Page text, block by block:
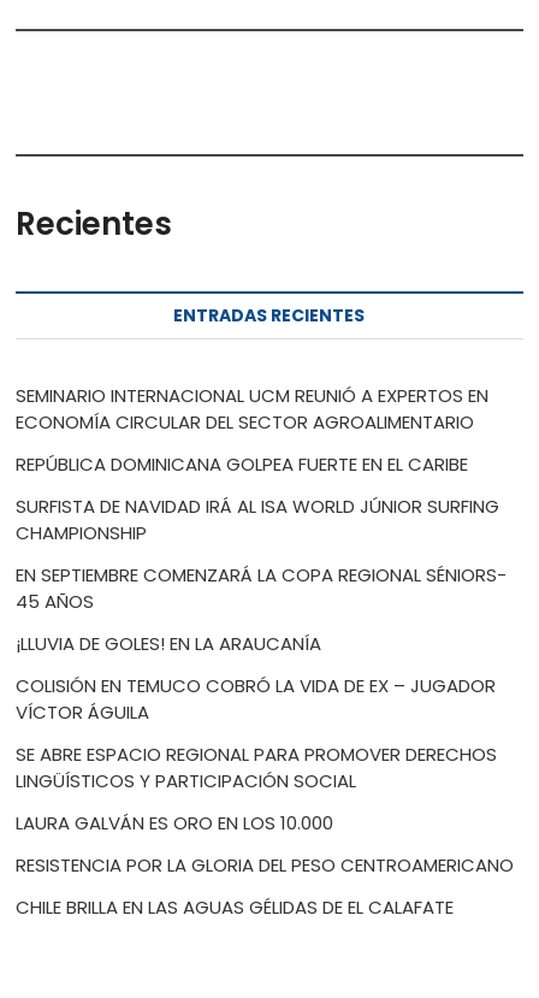
Recientes
ENTRADAS RECIENTES
SEMINARIO INTERNACIONAL UCM REUNIÓ A EXPERTOS EN
ECONOMÍA CIRCULAR DEL SECTOR AGROALIMENTARIO
REPÚBLICA DOMINICANA GOLPEA FUERTE EN EL CARIBE
SURFISTA DE NAVIDAD IRÁ AL ISA WORLD JÚNIOR SURFING
CHAMPIONSHIP
EN SEPTIEMBRE COMENZARÁ LA COPA REGIONAL SÉNIORS-
45 AÑOS
¡LLUVIA DE GOLES! EN LA ARAUCANÍA
COLISIÓN EN TEMUCO COBRÓ LA VIDA DE EX – JUGADOR
VÍCTOR ÁGUILA
SE ABRE ESPACIO REGIONAL PARA PROMOVER DERECHOS
LINGÜÍSTICOS Y PARTICIPACIÓN SOCIAL
LAURA GALVÁN ES ORO EN LOS 10.000
RESISTENCIA POR LA GLORIA DEL PESO CENTROAMERICANO
CHILE BRILLA EN LAS AGUAS GÉLIDAS DE EL CALAFATE